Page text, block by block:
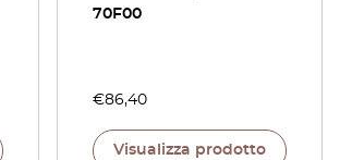
70F00
€86,40
Visualizza prodotto